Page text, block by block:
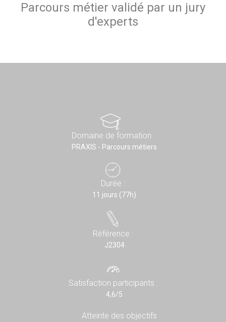
Parcours métier validé par un jury
d'experts
Domaine de formation :
PRAXIS - Parcours métiers
Durée :
11 jours (77h)
Référence :
J2304
Satisfaction participants :
4,6/5
Atteinte des objectifs